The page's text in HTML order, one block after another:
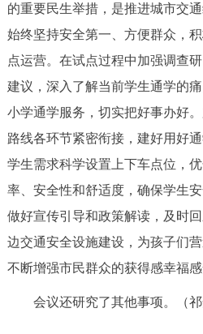
的重要民生举措，是推进城市交
始终坚持安全第一、方便群众，
点运营。在试点过程中加强调查
建议，深入了解当前学生通学的
小学通学服务，切实把好事办好
路线各环节紧密衔接，建好用好
学生需求科学设置上下车点位，
率、安全性和舒适度，确保学生
做好宣传引导和政策解读，及时
边交通安全设施建设，为孩子们
不断增强市民群众的获得感幸福感
会议还研究了其他事项。（祁